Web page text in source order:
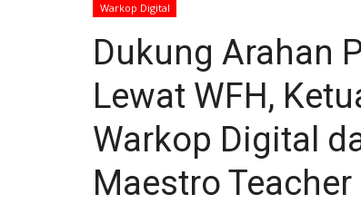
Warkop Digital
Dukung Arahan
Lewat WFH,
Warkop Digital
Maestro Teacher